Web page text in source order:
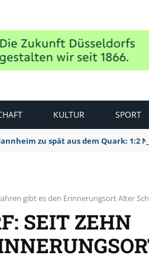
KULTUR SPORT
zu spät aus dem Quark: 1:2
gibt es den Erinnerungsort Alter
SEIT ZEHN